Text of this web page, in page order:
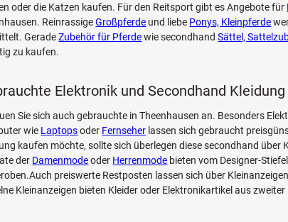
oder die Katzen kaufen. Für den Reitsport gibt es Angebote für
ReinrassigeGroßpferde und liebe Ponys, Kleinpferde
GeradeZubehör für Pferdewie secondhandSättel,
zu kaufen.
Elektronik und Secondhand Kleidung
Sie sich auch gebrauchte in Theenhausen an. Besonders
wie Laptopsoder Fernseher lassen sich gebraucht
kaufen möchte, sollte sich überlegen diese secondhand über
der Damenmodeoder Herrenmode bieten vom Designer-
preiswerte Restposten lassen sich über
Kleinanzeigen bieten Kleider oder Elektronikartikel aus